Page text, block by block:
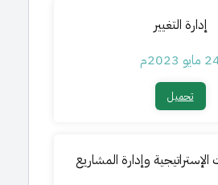
إدارة التغيير
2023م
تحميل​
وإدارة المشاريع